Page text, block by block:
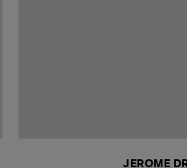
JEROME